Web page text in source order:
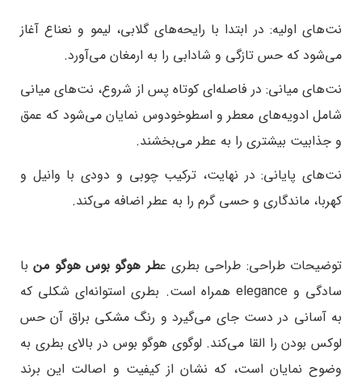
نت‌های اولیه: در ابتدا با رایحه‌های گلابی، لیمو و نعناع آغاز
می‌شود که حس تازگی و شادابی را به ارمغان می‌آورد.
نت‌های میانی: در فاصله‌ای کوتاه پس از شروع، نت‌های میانی
شامل ادویه‌های معطر و اسطوخودوس نمایان می‌شود که عمق
و جذابیت بیشتری را به عطر می‌بخشند.
نت‌های پایانی: در نهایت، ترکیب چوبی و دودی با وانیل و
کهربا، ماندگاری و حسی گرم را به عطر اضافه می‌کند.
توضیحات طراحی: طراحی بطری عطر هوگو بوس هوگو منبا
سادگی و elegance همراه است. بطری استوانه‌ای شکلی که
به آسانی در دست جای می‌گیرد و رنگ مشکی براق آن حس
لوکس بودن را القا می‌کند. لوگوی هوگو بوس در بالای بطری به
وضوح نمایان است، که نشان از کیفیت و اصالت این برند